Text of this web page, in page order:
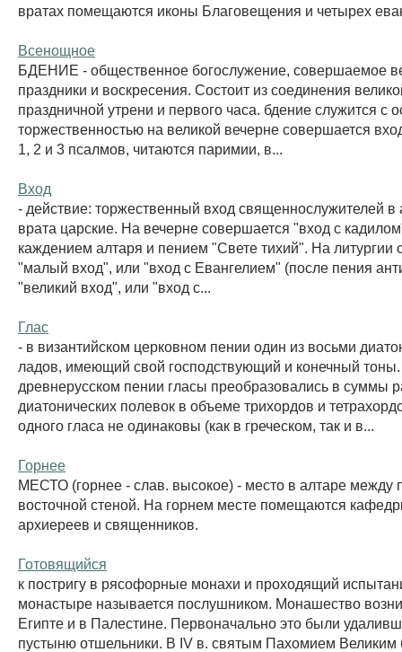
вратах помещаются иконы Благовещения и четырех
Всенощное
БДЕНИЕ - общественное богослужение, совершаемое
праздники и воскресения. Состоит из соединения
праздничной утрени и первого часа. бдение служится с
торжественностью на великой вечерне совершается
1, 2 и 3 псалмов, читаются паримии, в...
Вход
- действие: торжественный вход священнослужителей в
врата царские. На вечерне совершается "вход с
каждением алтаря и пением "Свете тихий". На литургии
"малый вход", или "вход с Евангелием" (после пения
"великий вход", или "вход с...
Глас
- в византийском церковном пении один из восьми
ладов, имеющий свой господствующий и конечный
древнерусском пении гласы преобразовались в суммы
диатонических полевок в объеме трихордов и
одного гласа не одинаковы (как в греческом, так и в...
Горнее
МЕСТО (горнее - слав. высокое) - место в алтаре между
восточной стеной. На горнем месте помещаются
архиереев и священников.
Готовящийся
к постригу в рясофорные монахи и проходящий
монастыре называется послушником. Монашество
Египте и в Палестине. Первоначально это были
пустыню отшельники. В IV в. святым Пахомием Великим